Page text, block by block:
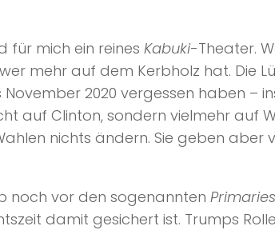
für mich ein reines Kabuki-Theater.
mehr auf dem Kerbholz hat. Die
2020 vergessen haben –
auf Clinton, sondern vielmehr auf
nichts ändern. Sie geben aber
noch vor den sogenannten Primaries
damit gesichert ist. Trumps